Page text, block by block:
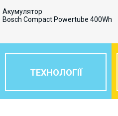
Акумулятор
Bosch Compact Powertube 400Wh
ТЕХНОЛОГІЇ